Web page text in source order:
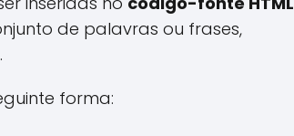
de palavras ou frases,
forma: